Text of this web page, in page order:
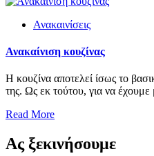
Ανακαινίσεις
Ανακαίνιση κουζίνας
Η κουζίνα αποτελεί ίσως το
της. Ως εκ τούτου, για να
Read More
Ας ξεκινήσουμε